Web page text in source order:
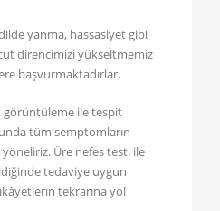
yanma, hassasiyet gibi
direncimizi yükseltmemiz
başvurmaktadırlar.
görüntüleme ile tespit
tüm semptomların
Üre nefes testi ile
tedaviye uygun
tekrarına yol